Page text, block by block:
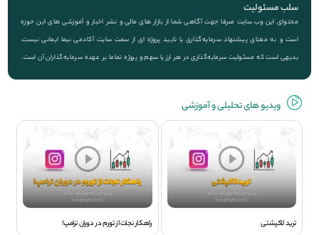
سلب مسئولیت
محتوای این وب سایت صرفا جهت آگاهی شما از بازار های مالی و نشر اخبار و آموزشی های این حوزه
است و به معنای پیشنهاد سرمایه‌گذاری یا تایید پروژه ای از سمت سایت آکادمی نیما ایمانی نیست.
بدیهی است که مسئولیت سرمایه‌گذاری در هر ارز یا سهم و پروژه تماما بر عهده سرمایه‌گذاران آن است.
ویديو های تحلیلی و آموزشی
ترید لاکپشتی راهکار نجات از تورم در دوران ترامپ!